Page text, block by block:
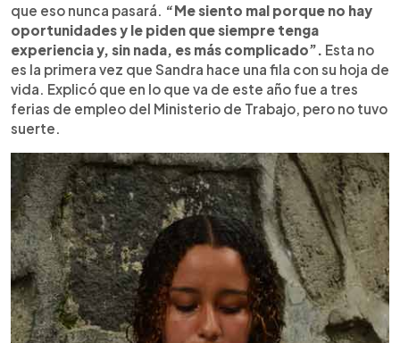
que eso nunca pasará.
“Me siento mal porque no hay
oportunidades y le piden que siempre tenga
experiencia y, sin nada, es más complicado”. Esta no
es la primera vez que Sandra hace una fila con su hoja de
vida. Explicó que en lo que va de este año fue a tres
ferias de empleo del Ministerio de Trabajo, pero no tuvo
suerte.